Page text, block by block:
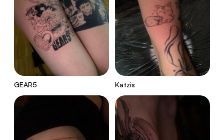
GEAR5 Katzis